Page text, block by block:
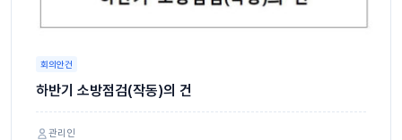
회의안건
하반기 소방점검(작동)의 건
관리인